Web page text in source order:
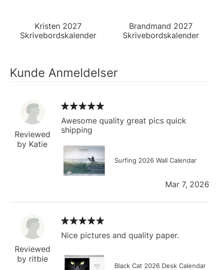
Kristen 2027
Skrivebordskalender
Brandmand 2027
Skrivebordskalender
Kunde Anmeldelser
Reviewed
by Katie
Awesome quality great pics quick
shipping
Surfing 2026 Wall Calendar
Mar 7, 2026
Reviewed
by ritbie
Nice pictures and quality paper.
Black Cat 2026 Desk Calendar